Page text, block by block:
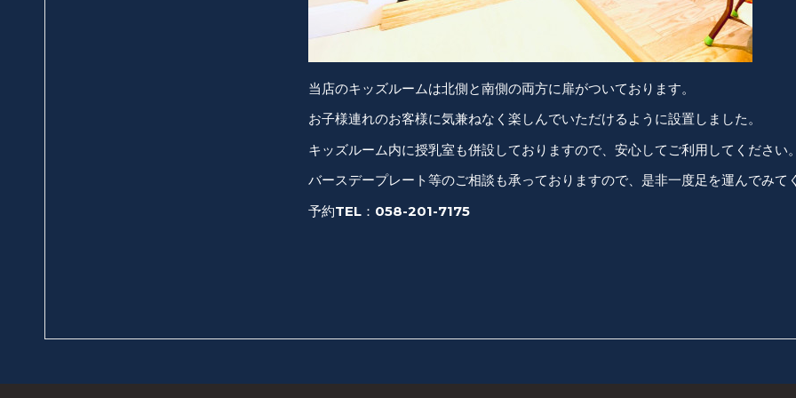
当店のキッズルームは北側と南側の両方に扉がついております。
お子様連れのお客様に気兼ねなく楽しんでいただけるように設置しました。
キッズルーム内に授乳室も併設しておりますので、安心してご利用してください。
バースデープレート等のご相談も承っておりますので、是非一度足を運んでみて
予約TEL：058-201-7175